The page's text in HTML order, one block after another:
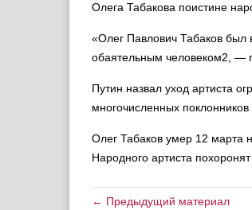
Олега Табакова поистине
«Олег Павлович Табаков
обаятельным человеком2, —
Путин назвал уход артиста
многочисленных поклонников
Олег Табаков умер 12 марта
Народного артиста
← Предыдущий материал